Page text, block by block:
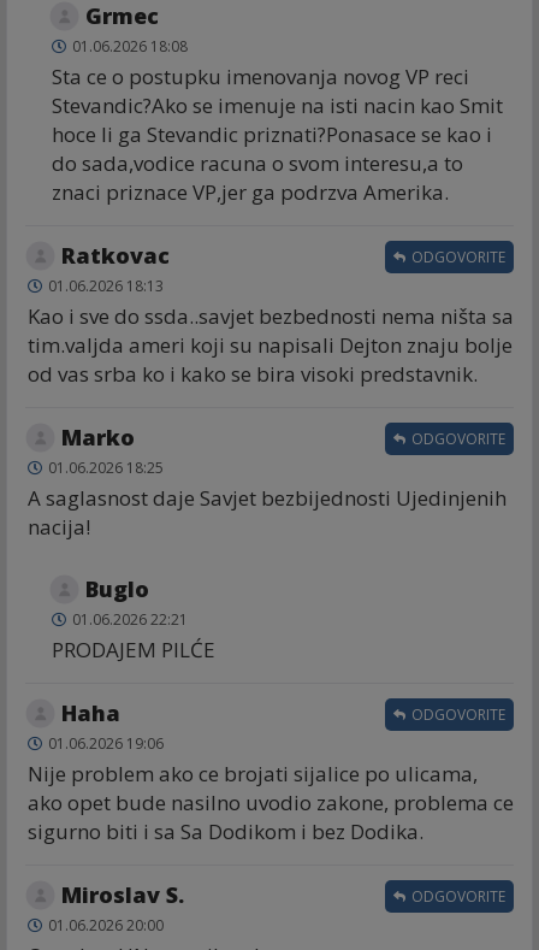
Grmec
01.06.2026 18:08
Sta ce o postupku imenovanja novog VP reci
Stevandic?Ako se imenuje na isti nacin kao Smit
hoce li ga Stevandic priznati?Ponasace se kao i
do sada,vodice racuna o svom interesu,a to
znaci priznace VP,jer ga podrzva Amerika.
Ratkovac
01.06.2026 18:13
Kao i sve do ssda..savjet bezbednosti nema ništa sa
tim.valjda ameri koji su napisali Dejton znaju bolje
od vas srba ko i kako se bira visoki predstavnik.
ODGOVORITE
Marko
01.06.2026 18:25
A saglasnost daje Savjet bezbijednosti Ujedinjenih
nacija!
ODGOVORITE
Buglo
01.06.2026 22:21
PRODAJEM PILĆE
Haha
01.06.2026 19:06
Nije problem ako ce brojati sijalice po ulicama,
ako opet bude nasilno uvodio zakone, problema ce
sigurno biti i sa Sa Dodikom i bez Dodika.
ODGOVORITE
Miroslav S.
01.06.2026 20:00
ODGOVORITE